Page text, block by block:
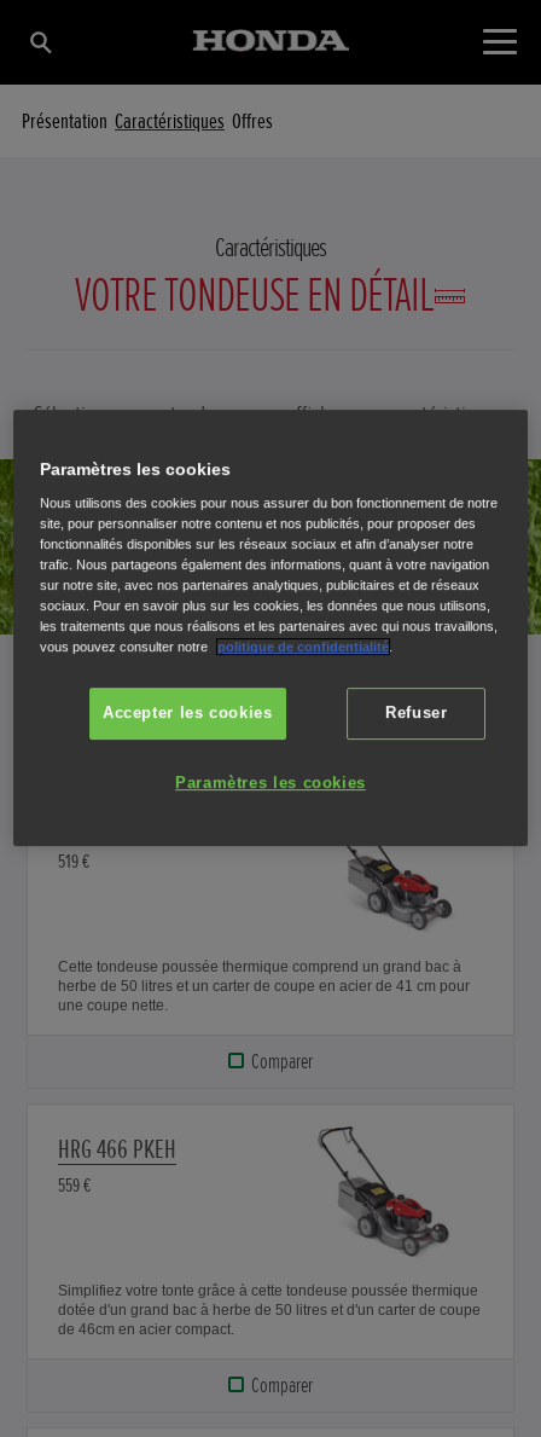
Présentation Caractéristiques Offres
Caractéristiques
VOTRE TONDEUSE EN DÉTAIL
Sélectionnez une tondeuse pour afficher ses caractéristiques.
CHANGER DE TYPE
POUSSÉ
Pour les terrains plats de petites et moyennes tailles
Pour une tonte tout en confort, sur tous types et tailles de
519 €
Cette tondeuse poussée thermique comprend un grand bac à
herbe de 50 litres et un carter de coupe en acier de 41 cm pour
une coupe nette.
Comparer
HRG 466 PKEH
559 €
Simplifiez votre tonte grâce à cette tondeuse poussée thermique
dotée d'un grand bac à herbe de 50 litres et d'un carter de coupe
de 46cm en acier compact.
Comparer
Paramètres les cookies
Nous utilisons des cookies pour nous assurer du bon fonctionnement de notre
site, pour personnaliser notre contenu et nos publicités, pour proposer des
fonctionnalités disponibles sur les réseaux sociaux et afin d’analyser notre
trafic. Nous partageons également des informations, quant à votre navigation
sur notre site, avec nos partenaires analytiques, publicitaires et de réseaux
sociaux. Pour en savoir plus sur les cookies, les données que nous utilisons,
les traitements que nous réalisons et les partenaires avec qui nous travaillons,
vous pouvez consulter notre
politique de confidentialité.
Refuser
Accepter les cookies
Paramètres les cookies